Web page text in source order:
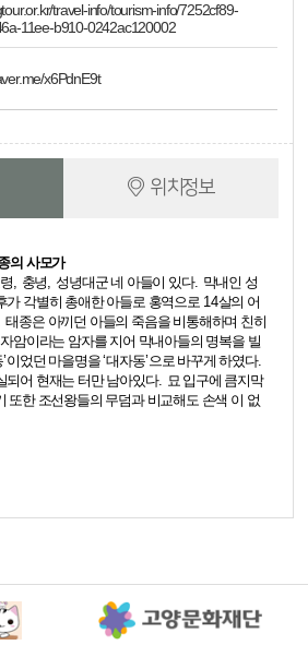
travel-info/tourism-info/7252cf89-
11ee-b910-0242ac120002
x6PdnE9t
위치정보
의 사모가
충녕 성녕대군 네 아들이 있다. 막내인 성
가 각별히 총애한 아들로 홍역으로 14살의 어
태종은 아끼던 아들의 죽음을 비통해하며 친히
암이라는 암자를 지어 막내아들의 명복을 빌
’이었던 마을명을‘대자동’ 으로 바꾸게 하였다.
되어 현재는 터만 남아있다. 묘 입구에 큼지막
또한 조선왕들의 무덤과 비교해도 손색 이 없